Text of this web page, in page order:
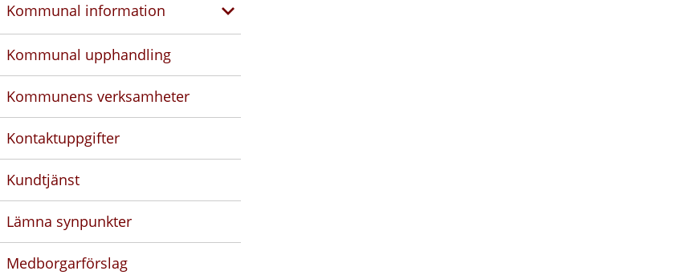
Kommunal information
Kommunal upphandling
Kommunens verksamheter
Kontaktuppgifter
Kundtjänst
Lämna synpunkter
Medborgarförslag